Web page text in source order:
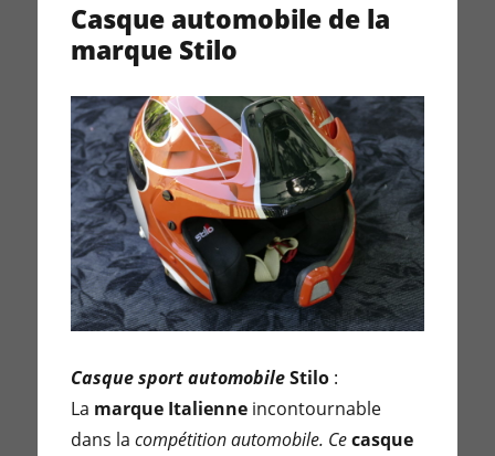
Casque automobile de la
marque Stilo
Casque sport automobileStilo :
La marque Italienne incontournable
dans lacompétition automobile. Cecasque